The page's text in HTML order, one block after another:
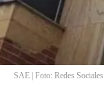
SAE | Foto: Redes Sociales